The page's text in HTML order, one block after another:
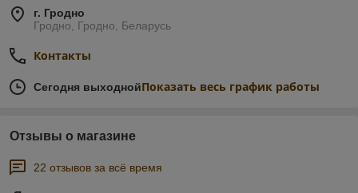
г. Гродно
Гродно, Гродно, Беларусь
Контакты
Сегодня выходнойПоказать весь график работы
Отзывы о магазине
22 отзывов за всё время